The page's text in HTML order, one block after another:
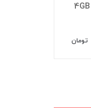
حافظه SSD گیگ 512 و 4GB
تومان